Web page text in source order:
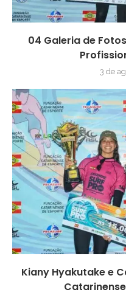
04 Galeria de
3 de
Kiany Hyakutake e